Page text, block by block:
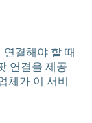
결해야 할 때
연결을 제공
체가 이 서비